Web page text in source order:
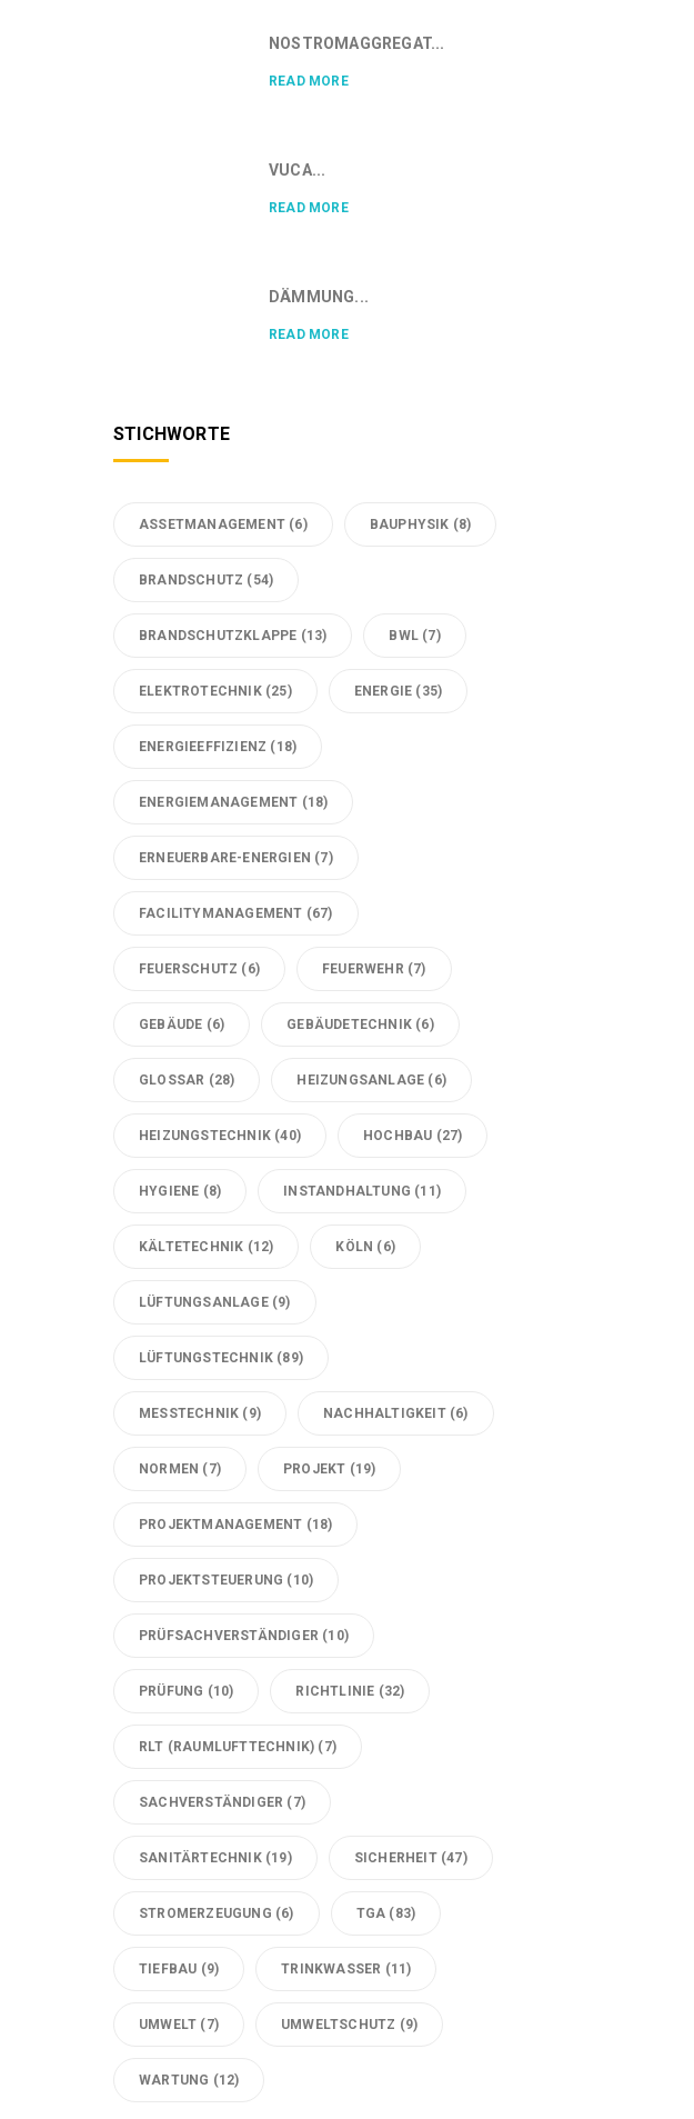
NOSTROMAGGREGAT...
READ MORE
VUCA...
READ MORE
DÄMMUNG...
READ MORE
STICHWORTE
ASSETMANAGEMENT (6) BAUPHYSIK (8)
BRANDSCHUTZ (54)
BRANDSCHUTZKLAPPE (13) BWL (7)
ELEKTROTECHNIK(25) ENERGIE (35)
ENERGIEEFFIZIENZ (18)
ENERGIEMANAGEMENT (18)
ERNEUERBARE-ENERGIEN (7)
FACILITYMANAGEMENT (67)
FEUERSCHUTZ (6) FEUERWEHR (7)
GEBÄUDE (6) GEBÄUDETECHNIK (6)
GLOSSAR (28) HEIZUNGSANLAGE (6)
HEIZUNGSTECHNIK (40) HOCHBAU (27)
HYGIENE (8) INSTANDHALTUNG (11)
KÄLTETECHNIK (12) KÖLN (6)
LÜFTUNGSANLAGE(9)
LÜFTUNGSTECHNIK (89)
MESSTECHNIK (9) NACHHALTIGKEIT(6)
NORMEN (7) PROJEKT (19)
PROJEKTMANAGEMENT (18)
PROJEKTSTEUERUNG (10)
PRÜFSACHVERSTÄNDIGER (10)
PRÜFUNG (10) RICHTLINIE (32)
RLT (RAUMLUFTTECHNIK) (7)
SACHVERSTÄNDIGER (7)
SANITÄRTECHNIK(19) SICHERHEIT(47)
STROMERZEUGUNG (6) TGA (83)
TIEFBAU (9) TRINKWASSER (11)
UMWELT (7) UMWELTSCHUTZ (9)
WARTUNG (12)